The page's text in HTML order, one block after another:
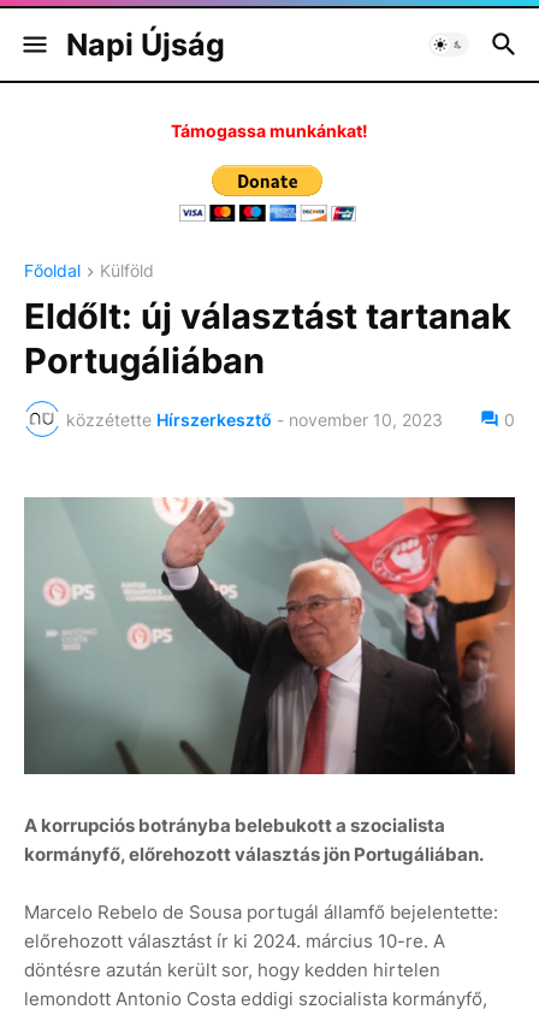
Napi Újság
Támogassa munkánkat!
Főoldal Külföld
Eldőlt: új választást tartanak
Portugáliában
közzétette Hírszerkesztő - november 10, 2023 0
A korrupciós botrányba belebukott a szocialista
kormányfő, előrehozott választás jön Portugáliában.
Marcelo Rebelo de Sousa portugál államfő bejelentette:
előrehozott választást ír ki 2024. március 10-re. A
döntésre azután került sor, hogy kedden hirtelen
lemondott Antonio Costa eddigi szocialista kormányfő,